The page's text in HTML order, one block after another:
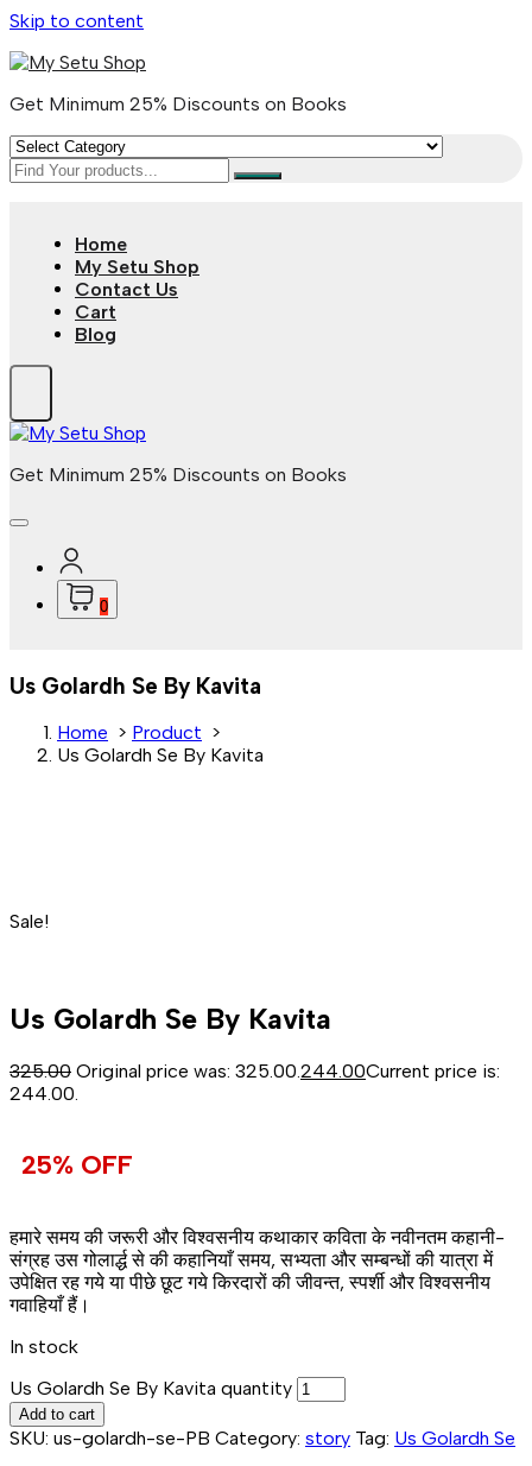
Skip to content
Get Minimum 25% Discounts on Books
Home
My Setu Shop
Contact Us
Cart
Blog
Get Minimum 25% Discounts on Books
0
Us Golardh Se By Kavita
Home > Product >
Us Golardh Se By Kavita
Sale!
Us Golardh Se By Kavita
325.00 Original price was: ₹325.00. 244.00Current price is:
₹244.00.
25% OFF
हमारे समय की जरूरी और विश्वसनीय कथाकार कविता के नवीनतम कहानी-
संग्रह उस गोलार्द्ध से की कहानियाँ समय, सभ्यता और सम्बन्धों की यात्रा में
उपेक्षित रह गये या पीछे छूट गये किरदारों की जीवन्त, स्पर्शी और विश्वसनीय
गवाहियाँ हैं।
In stock
Us Golardh Se By Kavita quantity
Add to cart
SKU: us-golardh-se-PB Category: story Tag: Us Golardh Se